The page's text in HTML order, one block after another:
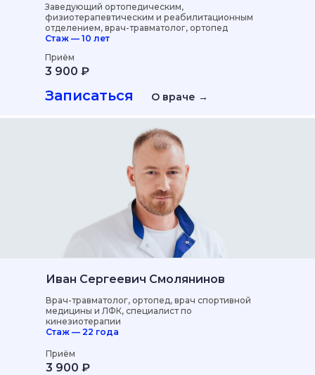
Заведующий ортопедическим,
физиотерапевтическим и реабилитационным
отделением, врач-травматолог, ортопед
Стаж — 10 лет
Приём
3 900 ₽
Записаться О враче →
Иван Сергеевич Смолянинов
Врач-травматолог, ортопед, врач спортивной
медицины и ЛФК, специалист по
кинезиотерапии
Стаж — 22 года
Приём
3 900 ₽
Не спешите
уходить —
Получить консультацию
8:00 – 21:00
Работаем каждый
день
Понедельник — пятница
8:00 – 20:00